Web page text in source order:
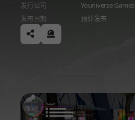
发行公司
Youniverse Games
发布日期
预计发布
공유하기신고하기